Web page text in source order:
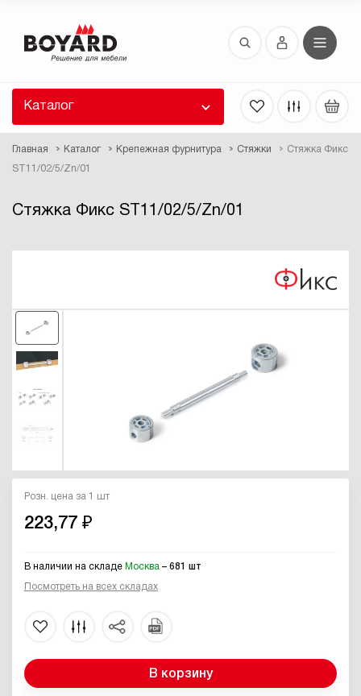
Каталог
Главная Каталог Крепежная фурнитура Стяжки Стяжка Фикс
ST11/02/5/Zn/01
Стяжка Фикс ST11/02/5/Zn/01
Розн. цена за 1 шт
223,77 ₽
В наличии на складе Москва – 681 шт
Посмотреть на всех складах
В корзину
Восстановление пароля
высланы вам по E-Mail.
ссылку для восстановления